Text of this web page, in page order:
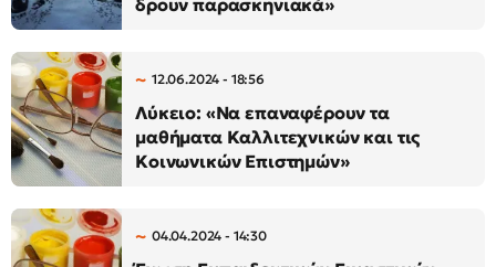
δρουν παρασκηνιακά»
12.06.2024 - 18:56
Λύκειο: «Να επαναφέρουν τα
μαθήματα Καλλιτεχνικών και τις
Κοινωνικών Επιστημών»
04.04.2024 - 14:30